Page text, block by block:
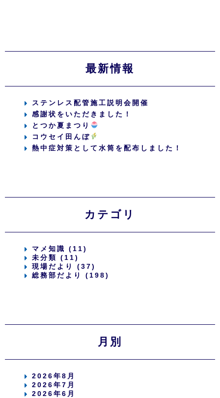
最新情報
ステンレス配管施工説明会開催
感謝状をいただきました！
とつか夏まつり
コウセイ田んぼ
熱中症対策として水筒を配布しました！
カテゴリ
マメ知識 (11)
未分類 (11)
現場だより (37)
総務部だより (198)
月別
2026年8月
2026年7月
2026年6月